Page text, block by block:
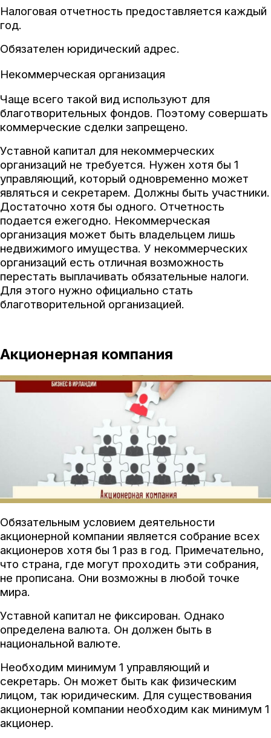
Налоговая отчетность предоставляется каждый
год.
Обязателен юридический адрес.
Некоммерческая организация
Чаще всего такой вид используют для
благотворительных фондов. Поэтому совершать
коммерческие сделки запрещено.
Уставной капитал для некоммерческих
организаций не требуется. Нужен хотя бы 1
управляющий, который одновременно может
являться и секретарем. Должны быть участники.
Достаточно хотя бы одного. Отчетность
подается ежегодно. Некоммерческая
организация может быть владельцем лишь
недвижимого имущества. У некоммерческих
организаций есть отличная возможность
перестать выплачивать обязательные налоги.
Для этого нужно официально стать
благотворительной организацией.
Акционерная компания
Обязательным условием деятельности
акционерной компании является собрание всех
акционеров хотя бы 1 раз в год. Примечательно,
что страна, где могут проходить эти собрания,
не прописана. Они возможны в любой точке
мира.
Уставной капитал не фиксирован. Однако
определена валюта. Он должен быть в
национальной валюте.
Необходим минимум 1 управляющий и
секретарь. Он может быть как физическим
лицом, так юридическим. Для существования
акционерной компании необходим как минимум 1
акционер.